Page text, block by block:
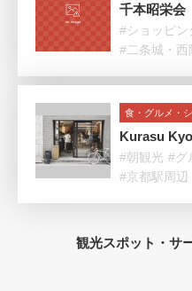
千本昭栄会
#ショッピン
#二条城・西
食・グルメ・
Kurasu
#朝観光 #グ
#京都駅周辺
観光スポット・サ